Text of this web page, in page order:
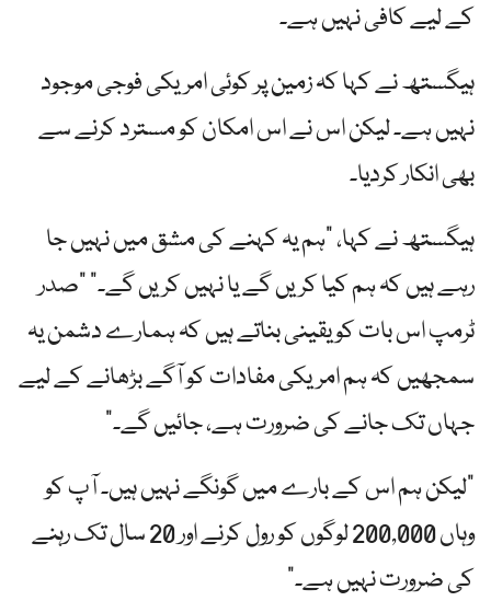
کے لیے کافی نہیں ہے۔
ہیگستھ نے کہا کہ زمین پر کوئی امریکی فوجی موجود
نہیں ہے۔ لیکن اس نے اس امکان کو مسترد کرنے سے
بھی انکار کردیا۔
ہیگستھ نے کہا، "ہم یہ کہنے کی مشق میں نہیں جا
رہے ہیں کہ ہم کیا کریں گے یا نہیں کریں گے۔” "صدر
ٹرمپ اس بات کو یقینی بناتے ہیں کہ ہمارے دشمن یہ
سمجھیں کہ ہم امریکی مفادات کو آگے بڑھانے کے لیے
جہاں تک جانے کی ضرورت ہے، جائیں گے۔”
"لیکن ہم اس کے بارے میں گونگے نہیں ہیں۔ آپ کو
وہاں 200,000 لوگوں کو رول کرنے اور 20 سال تک رہنے
کی ضرورت نہیں ہے۔”